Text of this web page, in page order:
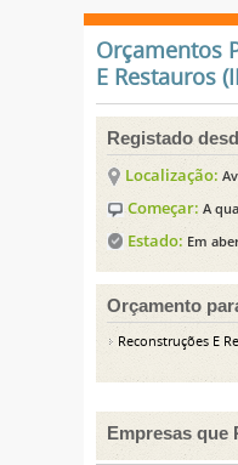
Orçamentos
E Restauros
Registado
Localização:
Começar: A
Estado: Em
Orçamento
Reconstruções E
Empresas que